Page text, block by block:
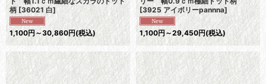
柄 [36021 白]
1,100円～30,860円(税込)
[3925 アイボリーpannna]
1,100円～29,450円(税込)